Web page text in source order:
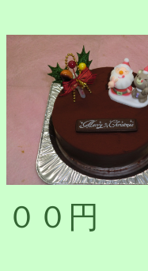
００円